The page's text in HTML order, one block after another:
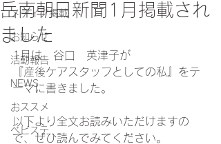
メディア掲載
お知らせ
活動報告
NEWS
おススメ
ベビステ
岳南朝日新聞1月掲載され
ました
1月は 谷口　英津子が
『産後ケアスタッフとしての私』をテ
ーマに書きました。
以下より全文お読みいただけますの
で、ぜひ読んでみてください。